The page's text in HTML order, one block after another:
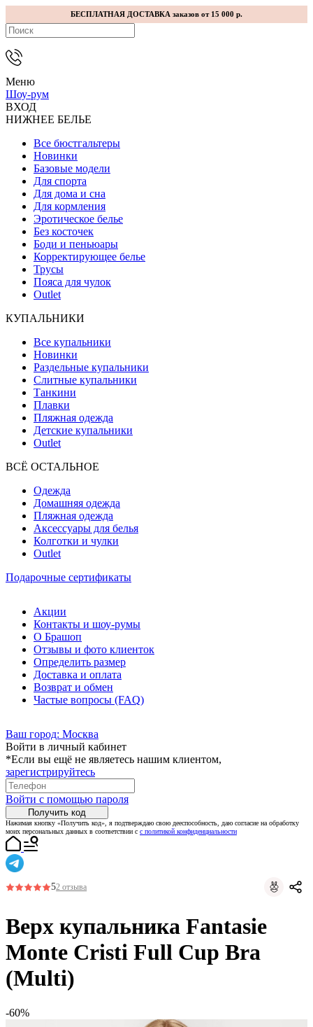
БЕСПЛАТНАЯ ДОСТАВКА заказов от 15 000 р.
Меню
Шоу-рум
ВХОД
НИЖНЕЕ БЕЛЬЕ
Все бюстгальтеры
Новинки
Базовые модели
Для спорта
Для дома и сна
Для кормления
Эротическое белье
Без косточек
Боди и пеньюары
Корректирующее белье
Трусы
Пояса для чулок
Outlet
КУПАЛЬНИКИ
Все купальники
Новинки
Раздельные купальники
Слитные купальники
Танкини
Плавки
Пляжная одежда
Детские купальники
Outlet
ВCЁ ОСТАЛЬНОЕ
Одежда
Домашняя одежда
Пляжная одежда
Аксессуары для белья
Колготки и чулки
Outlet
Подарочные сертификаты
Акции
Контакты и шоу-румы
О Брашоп
Отзывы и фото клиенток
Определить размер
Доставка и оплата
Возврат и обмен
Частые вопросы (FAQ)
Ваш город: Москва
Войти в личный кабинет
*Если вы ещё не являетесь нашим клиентом,
зарегистрируйтесь
Войти с помощью пароля
Получить код
Нажимая кнопку «Получить код», я подтверждаю свою дееспособность, даю согласие на обработку
моих персональных данных в соответствии с с политикой конфиденциальности
52 отзыва
Верх купальника Fantasie
Monte Cristi Full Cup Bra
(Multi)
-60%